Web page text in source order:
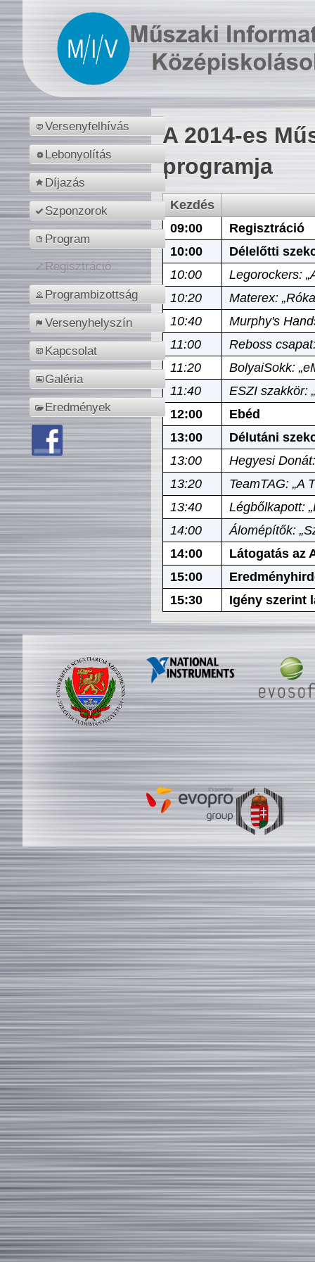
Versenyfelhívás
Lebonyolítás
Díjazás
Szponzorok
Program
Regisztráció
Programbizottság
Versenyhelyszín
Kapcsolat
Galéria
Eredmények
A 2014-es
programja
Kezdés
09:00
Regisztráció
10:00
Délelőtti
10:00
Legorockers:
10:20
Materex:
10:40
Murphy's
11:00
Reboss
11:20
BolyaiSokk:
11:40
ESZI szakkör:
12:00
Ebéd
13:00
Délutáni
13:00
Hegyesi
13:20
TeamTAG: „A
13:40
Légbőlkapott:
14:00
Álomépítők:
14:00
Látogatás az
15:00
15:30
Igény szerint